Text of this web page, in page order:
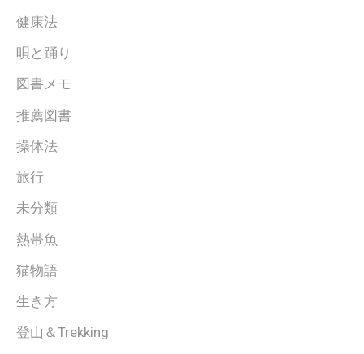
健康法
唄と踊り
図書メモ
推薦図書
操体法
旅行
未分類
熱帯魚
猫物語
生き方
登山＆Trekking